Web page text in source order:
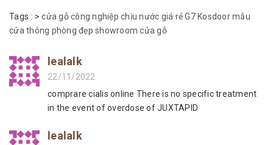
Tags : >cửa gỗ công nghiệp chịu nước giá rẻ G7 Kosdoor mẫu
cửa thông phòng đẹp showroom cửa gỗ
lealalk
22/11/2022
comprare cialis online There is no specific treatment
in the event of overdose of JUXTAPID
lealalk